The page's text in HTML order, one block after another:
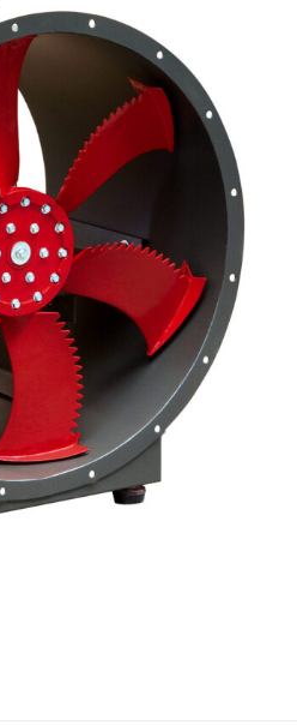
eléctrico.
Lighting and
Electrical
Equipment
Complete
solutions in
lighting and
electrical
material for
each project
and need